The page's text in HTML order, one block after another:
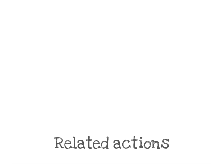
Related actions